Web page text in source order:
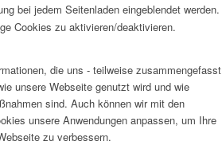
bei jedem Seitenladen eingeblendet werden.
Cookies zu aktivieren/deaktivieren.
die uns - teilweise zusammengefasst
unsere Webseite genutzt wird und wie
sind. Auch können wir mit den
unsere Anwendungen anpassen, um Ihre
zu verbessern.